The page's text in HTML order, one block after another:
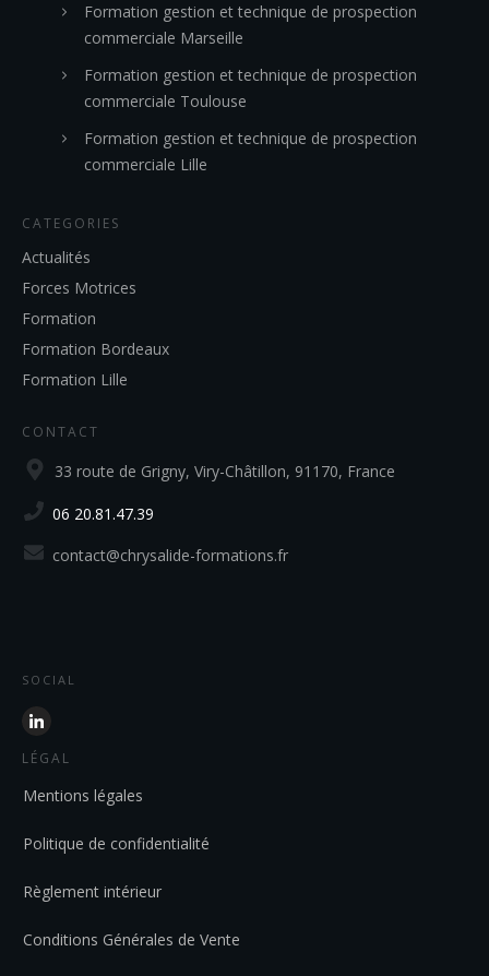
Formation gestion et technique de prospection
commerciale Marseille
Formation gestion et technique de prospection
commerciale Toulouse
Formation gestion et technique de prospection
commerciale Lille
CATEGORIES
Actualités
Forces Motrices
Formation
Formation Bordeaux
Formation Lille
CONTACT
33 route de Grigny, Viry-Châtillon, 91170, France
06 20.81.47.39
contact@chrysalide-formations.fr
SOCIAL
LÉGAL
Mentions légales
Politique de confidentialité
Règlement intérieur
Conditions Générales de Vente